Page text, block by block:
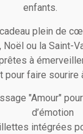
enfants.
plein de
Noël ou la Saint-
à
pour faire sourire
"Amour"
d’émotion
intégrées